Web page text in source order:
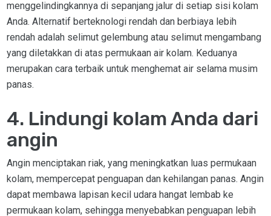
menggelindingkannya di sepanjang jalur di setiap sisi kolam
Anda. Alternatif berteknologi rendah dan berbiaya lebih
rendah adalah selimut gelembung atau selimut mengambang
yang diletakkan di atas permukaan air kolam. Keduanya
merupakan cara terbaik untuk menghemat air selama musim
panas.
4. Lindungi kolam Anda dari
angin
Angin menciptakan riak, yang meningkatkan luas permukaan
kolam, mempercepat penguapan dan kehilangan panas. Angin
dapat membawa lapisan kecil udara hangat lembab ke
permukaan kolam, sehingga menyebabkan penguapan lebih